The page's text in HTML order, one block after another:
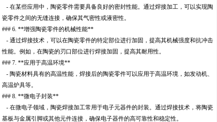
- 在某些应用中，陶瓷零件需要具备良好的密封性能。通过焊接加工，可以实现陶
瓷零件之间的无缝连接，确保其气密性或液密性。
### 6. **增强陶瓷零件的机械性能**
- 通过焊接技术，可以在陶瓷零件的特定部位进行加固，提高其机械强度和抗冲击
性能。例如，在陶瓷的刃口部位进行焊接加固，提高其耐用性。
### 7. **应用于高温环境**
- 陶瓷材料具有的高温性能，焊接后的陶瓷零件可以应用于高温环境，如发动机、
高温炉具等。
### 8. **微电子封装**
- 在微电子领域，陶瓷焊接加工常用于电子元器件的封装。通过焊接技术，将陶瓷
基板与金属引脚或其他元件连接，确保电子器件的高可靠性和稳定性。